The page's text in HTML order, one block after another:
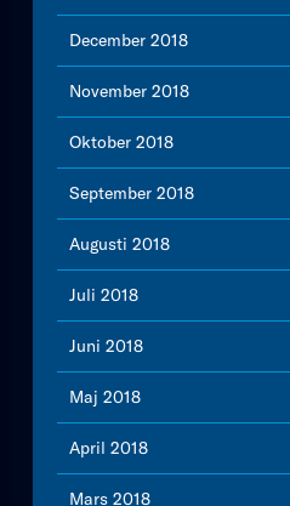
December 2018
November 2018
Oktober 2018
September 2018
Augusti 2018
Juli 2018
Juni 2018
Maj 2018
April 2018
Mars 2018